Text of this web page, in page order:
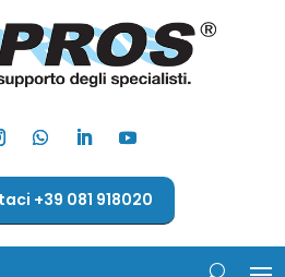
+39 081 918020